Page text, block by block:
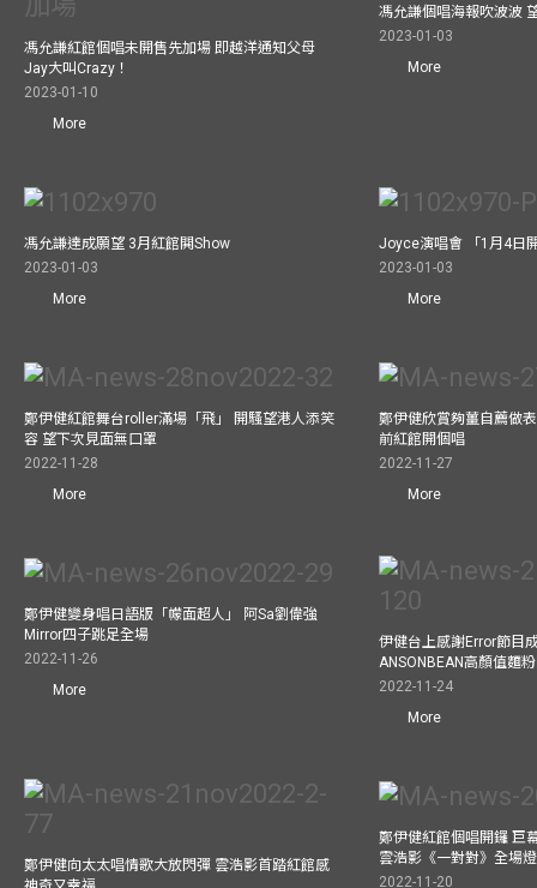
馮允謙紅館個唱未開售先加場 即越洋通知父母
Jay大叫Crazy！
2023-01-10
More
馮允謙個唱海報吹波波
2023-01-03
More
馮允謙達成願望 3月紅館閧Show
2023-01-03
More
Joyce演唱會 「1月4日
2023-01-03
More
鄭伊健紅館舞台roller滿場「飛」 開騷望港人添笑
容 望下次見面無口罩
2022-11-28
More
鄭伊健欣賞夠薑自薦做
前紅館開個唱
2022-11-27
More
鄭伊健變身唱日語版「幪面超人」 阿Sa劉偉強
Mirror四子跳足全場
2022-11-26
More
伊健台上感謝Error節目
ANSONBEAN高顏值麵
2022-11-24
More
鄭伊健向太太唱情歌大放閃彈 雲浩影首踏紅館感
鄭伊健紅館個唱開鑼 巨
雲浩影《一對對》全場
2022-11-20